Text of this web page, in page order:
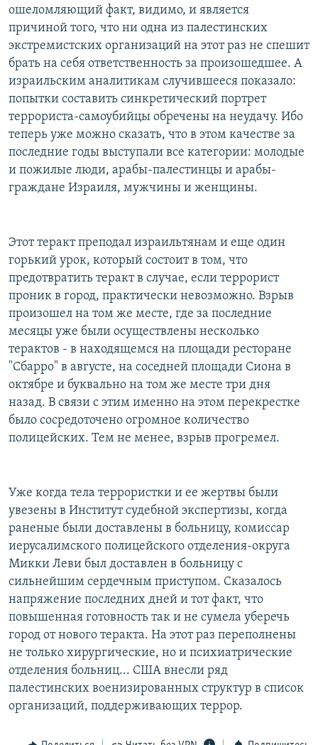
ошеломляющий факт, видимо, и является
причиной того, что ни одна из палестинских
экстремистских организаций на этот раз не спешит
брать на себя ответственность за произошедшее. А
израильским аналитикам случившееся показало:
попытки составить синкретический портрет
террориста-самоубийцы обречены на неудачу. Ибо
теперь уже можно сказать, что в этом качестве за
последние годы выступали все категории: молодые
и пожилые люди, арабы-палестинцы и арабы-
граждане Израиля, мужчины и женщины.
Этот теракт преподал израильтянам и еще один
горький урок, который состоит в том, что
предотвратить теракт в случае, если террорист
проник в город, практически невозможно. Взрыв
произошел на том же месте, где за последние
месяцы уже были осуществлены несколько
терактов - в находящемся на площади ресторане
"Сбарро" в августе, на соседней площади Сиона в
октябре и буквально на том же месте три дня
назад. В связи с этим именно на этом перекрестке
было сосредоточено огромное количество
полицейских. Тем не менее, взрыв прогремел.
Уже когда тела террористки и ее жертвы были
увезены в Институт судебной экспертизы, когда
раненые были доставлены в больницу, комиссар
иерусалимского полицейского отделения-округа
Микки Леви был доставлен в больницу с
сильнейшим сердечным приступом. Сказалось
напряжение последних дней и тот факт, что
повышенная готовность так и не сумела уберечь
город от нового теракта. На этот раз переполнены
не только хирургические, но и психиатрические
отделения больниц... США внесли ряд
палестинских военизированных структур в список
организаций, поддерживающих террор.